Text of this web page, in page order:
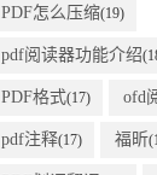
PDF怎么压缩(19)
pdf阅读器功能介绍
PDF格式(17) ofd
pdf注释(17) 福昕